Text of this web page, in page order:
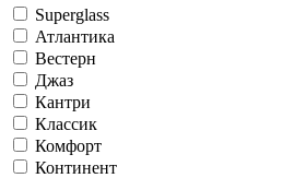
Superglass
Атлантика
Вестерн
Джаз
Кантри
Классик
Комфорт
Континент